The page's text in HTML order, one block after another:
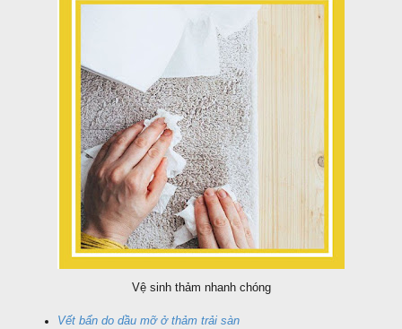
Vệ sinh thảm nhanh chóng
Vết bẩn do dầu mỡ ở thảm trải sàn